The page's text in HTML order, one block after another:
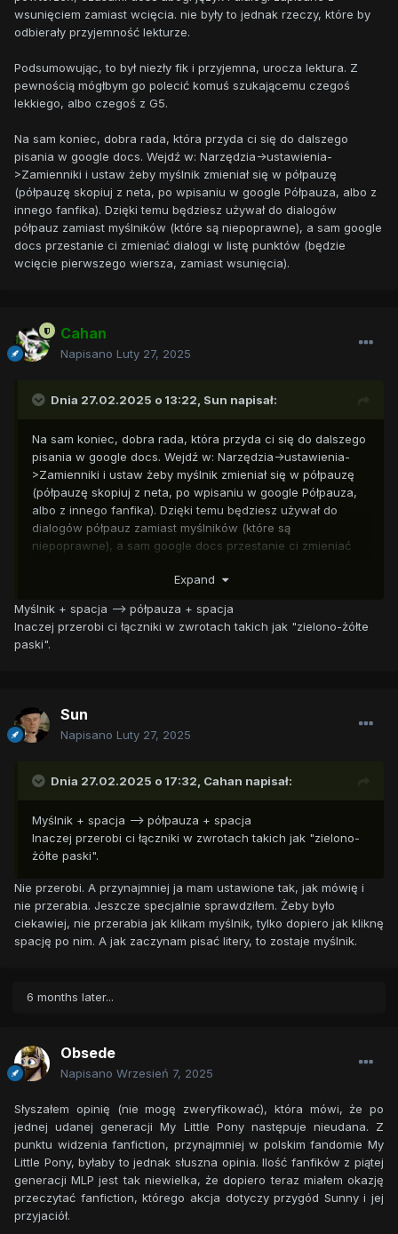
wsunięciem zamiast wcięcia. nie były to jednak rzeczy, które by
odbierały przyjemność lekturze.
Podsumowując, to był niezły fik i przyjemna, urocza lektura. Z
pewnością mógłbym go polecić komuś szukającemu czegoś
lekkiego, albo czegoś z G5.
Na sam koniec, dobra rada, która przyda ci się do dalszego
pisania w google docs. Wejdź w: Narzędzia->ustawienia-
>Zamienniki i ustaw żeby myślnik zmieniał się w półpauzę
(półpauzę skopiuj z neta, po wpisaniu w google Półpauza, albo z
innego fanfika). Dzięki temu będziesz używał do dialogów
półpauz zamiast myślników (które są niepoprawne), a sam google
docs przestanie ci zmieniać dialogi w listę punktów (będzie
wcięcie pierwszego wiersza, zamiast wsunięcia).
Cahan
Napisano Luty 27, 2025
Dnia 27.02.2025 o 13:22, Sun napisał:
Na sam koniec, dobra rada, która przyda ci się do dalszego
pisania w google docs. Wejdź w: Narzędzia->ustawienia-
>Zamienniki i ustaw żeby myślnik zmieniał się w półpauzę
(półpauzę skopiuj z neta, po wpisaniu w google Półpauza,
albo z innego fanfika). Dzięki temu będziesz używał do
dialogów półpauz zamiast myślników (które są
niepoprawne), a sam google docs przestanie ci zmieniać
wiersza, zamiast wsunięcia).Expand
Myślnik + spacja --> półpauza + spacja
Inaczej przerobi ci łączniki w zwrotach takich jak "zielono-żółte
paski".
Sun
Napisano Luty 27, 2025
Dnia 27.02.2025 o 17:32, Cahan napisał:
Myślnik + spacja --> półpauza + spacja
Inaczej przerobi ci łączniki w zwrotach takich jak "zielono-
żółte paski".
Nie przerobi. A przynajmniej ja mam ustawione tak, jak mówię i
nie przerabia. Jeszcze specjalnie sprawdziłem. Żeby było
ciekawiej, nie przerabia jak klikam myślnik, tylko dopiero jak kliknę
spację po nim. A jak zaczynam pisać litery, to zostaje myślnik.
6 months later...
Obsede
Napisano Wrzesień 7, 2025
Słyszałem opinię (nie mogę zweryfikować), która mówi, że po
jednej udanej generacji My Little Pony następuje nieudana. Z
punktu widzenia fanfiction, przynajmniej w polskim fandomie My
Little Pony, byłaby to jednak słuszna opinia. Ilość fanfików z piątej
generacji MLP jest tak niewielka, że dopiero teraz miałem okazję
przeczytać fanfiction, którego akcja dotyczy przygód Sunny i jej
przyjaciół.